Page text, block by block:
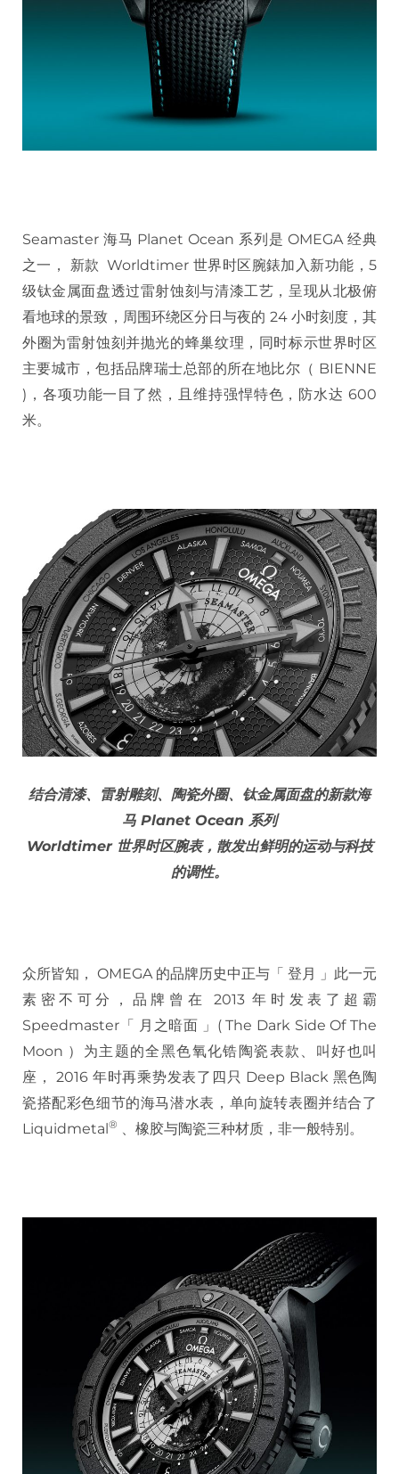
Seamaster 海马 Planet Ocean 系列是 OMEGA 经典
之一， 新款 Worldtimer 世界时区腕錶加入新功能，5
级钛金属面盘透过雷射蚀刻与清漆工艺，呈现从北极俯
看地球的景致，周围环绕区分日与夜的 24 小时刻度，其
外圈为雷射蚀刻并抛光的蜂巢纹理，同时标示世界时区
主要城市，包括品牌瑞士总部的所在地比尔（ BIENNE
)，各项功能一目了然，且维持强悍特色，防水达 600
米。
结合清漆、雷射雕刻、陶瓷外圈、钛金属面盘的新款海
马 Planet Ocean 系列
Worldtimer 世界时区腕表，散发出鲜明的运动与科技
的调性。
众所皆知， OMEGA 的品牌历史中正与「 登月 」此一元
素密不可分，品牌曾在 2013 年时发表了超霸
Speedmaster「 月之暗面 」( The Dark Side Of The
Moon ）为主题的全黑色氧化锆陶瓷表款、叫好也叫
座， 2016 年时再乘势发表了四只 Deep Black 黑色陶
瓷搭配彩色细节的海马潜水表，单向旋转表圈并结合了
Liquidmetal® 、橡胶与陶瓷三种材质，非一般特别。